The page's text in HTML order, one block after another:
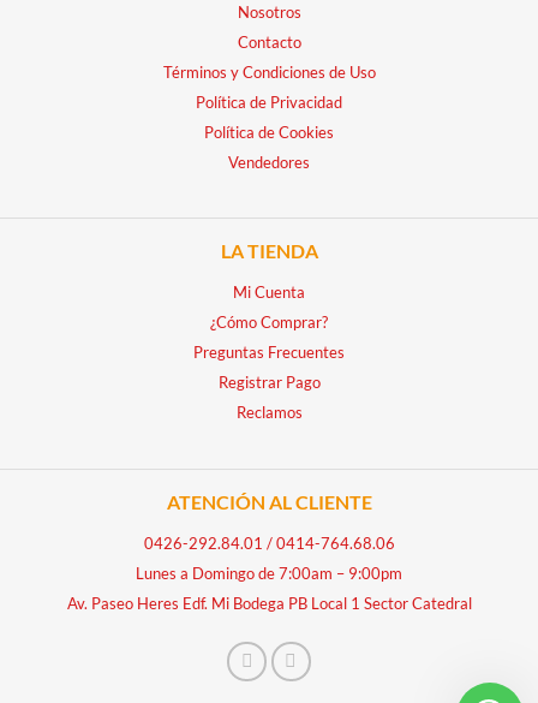
Nosotros
Contacto
Términos y Condiciones de Uso
Política de Privacidad
Política de Cookies
Vendedores
LA TIENDA
Mi Cuenta
¿Cómo Comprar?
Preguntas Frecuentes
Registrar Pago
Reclamos
ATENCIÓN AL CLIENTE
0426-292.84.01 /0414-764.68.06
Lunes a Domingo de 7:00am – 9:00pm
Av. Paseo Heres Edf. Mi Bodega PB Local 1 Sector Catedral